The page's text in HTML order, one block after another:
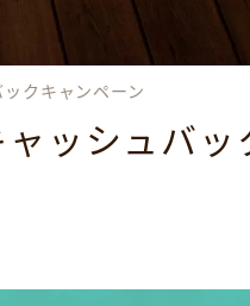
クキャンペーン
ッシュバッ